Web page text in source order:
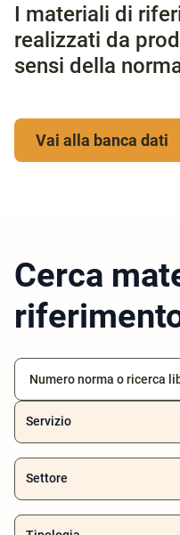
I materiali di
realizzati da
sensi della
Vai alla banca dati
Cerca
Servizio
Settore